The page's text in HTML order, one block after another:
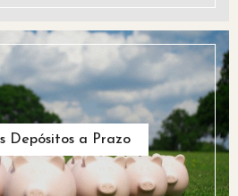
Depósitos a Prazo